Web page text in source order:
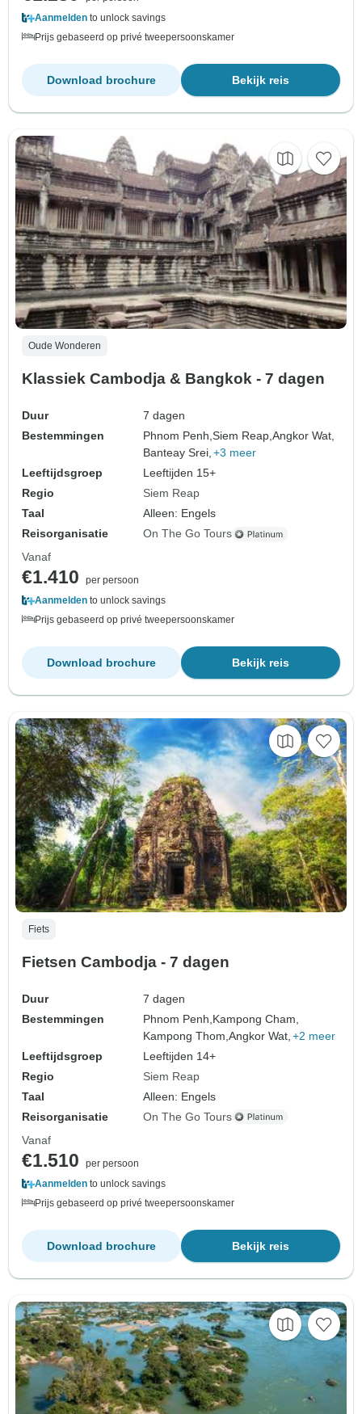
Aanmelden to unlock savings
Prijs gebaseerd op privé tweepersoonskamer
Bekijk reis
Download brochure
Oude Wonderen
Klassiek Cambodja & Bangkok - 7 dagen
Duur
7 dagen
Bestemmingen
Phnom Penh,Siem Reap,Angkor Wat,
Banteay Srei, +3 meer
Leeftijdsgroep
Leeftijden 15+
Regio
Siem Reap
Taal
Alleen: Engels
Reisorganisatie
On The Go Tours
Vanaf
€1.410
per persoon
Aanmelden to unlock savings
Prijs gebaseerd op privé tweepersoonskamer
Bekijk reis
Download brochure
Fiets
Fietsen Cambodja - 7 dagen
Duur
7 dagen
Bestemmingen
Phnom Penh, Kampong Cham,
Kampong Thom,Angkor Wat, +2 meer
Leeftijdsgroep
Leeftijden 14+
Regio
Siem Reap
Taal
Alleen: Engels
Reisorganisatie
On The Go Tours
Vanaf
€1.510
per persoon
Aanmelden to unlock savings
Prijs gebaseerd op privé tweepersoonskamer
Bekijk reis
Download brochure